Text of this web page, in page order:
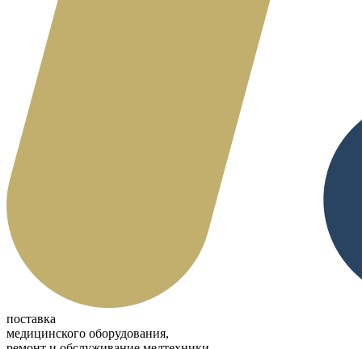
поставка
медицинского оборудования,